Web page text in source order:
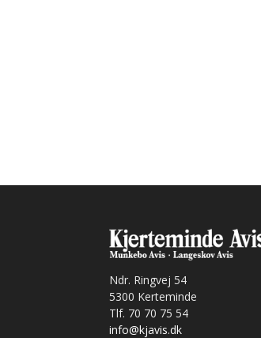
Ndr. Ringvej 54
5300 Kerteminde
Tlf. 70 70 75 54
info@kjavis.dk